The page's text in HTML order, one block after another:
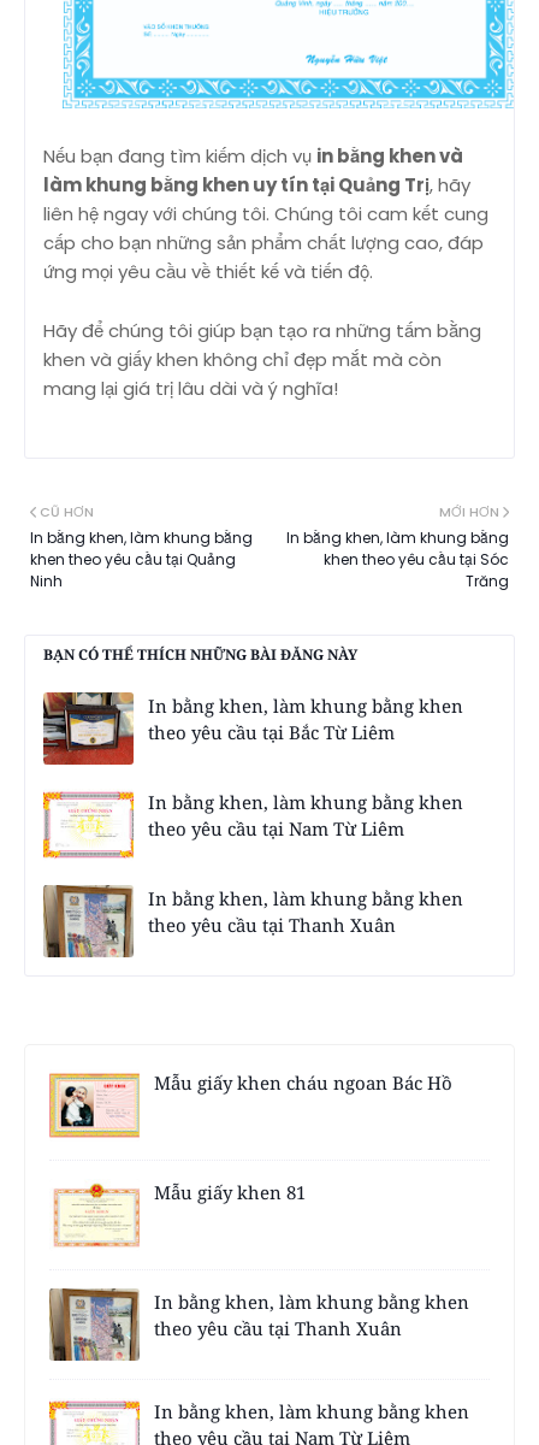
Nếu bạn đang tìm kiếm dịch vụ in bằng khen và
làm khung bằng khen uy tín tại Quảng Trị, hãy
liên hệ ngay với chúng tôi. Chúng tôi cam kết cung
cấp cho bạn những sản phẩm chất lượng cao, đáp
ứng mọi yêu cầu về thiết kế và tiến độ.
Hãy để chúng tôi giúp bạn tạo ra những tấm bằng
khen và giấy khen không chỉ đẹp mắt mà còn
mang lại giá trị lâu dài và ý nghĩa!
MỚI HƠN
In bằng khen, làm khung bằng
khen theo yêu cầu tại Sóc
Trăng
CŨ HƠN
In bằng khen, làm khung bằng
khen theo yêu cầu tại Quảng
Ninh
BẠN CÓ THỂ THÍCH NHỮNG BÀI ĐĂNG NÀY
In bằng khen, làm khung bằng khen
theo yêu cầu tại Bắc Từ Liêm
In bằng khen, làm khung bằng khen
theo yêu cầu tại Nam Từ Liêm
In bằng khen, làm khung bằng khen
theo yêu cầu tại Thanh Xuân
Mẫu giấy khen cháu ngoan Bác Hồ
Mẫu giấy khen 81
In bằng khen, làm khung bằng khen
theo yêu cầu tại Thanh Xuân
In bằng khen, làm khung bằng khen
theo yêu cầu tại Nam Từ Liêm